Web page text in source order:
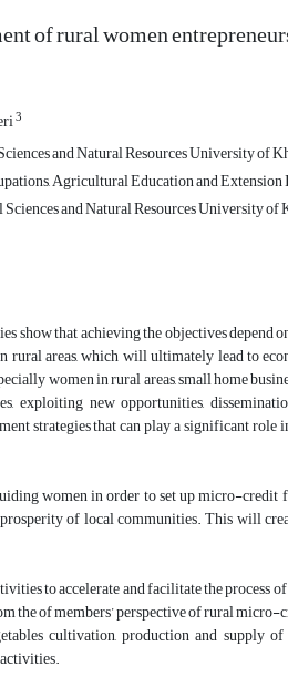
of rural women
3
and Natural Resources University of
Agricultural Education and Extension
and Natural Resources University of
show that achieving the objectives depend
rural areas, which will ultimately lead to
women in rural areas, small home
new opportunities,
strategies that can play a significant role
women in order to set up micro-credit
of local communities. This will
to accelerate and facilitate the process
of members’ perspective of rural
cultivation, production and supply